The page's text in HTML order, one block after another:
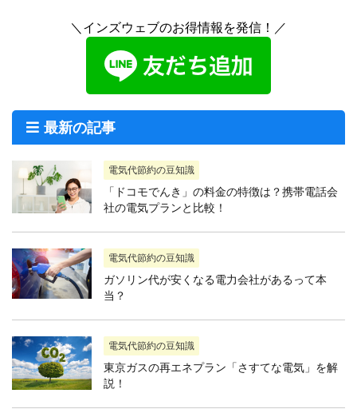
＼インズウェブのお得情報を発信！／
最新の記事
電気代節約の豆知識
「ドコモでんき」の料金の特徴は？携帯電話会
社の電気プランと比較！
電気代節約の豆知識
ガソリン代が安くなる電力会社があるって本
当？
電気代節約の豆知識
東京ガスの再エネプラン「さすてな電気」を解
説！